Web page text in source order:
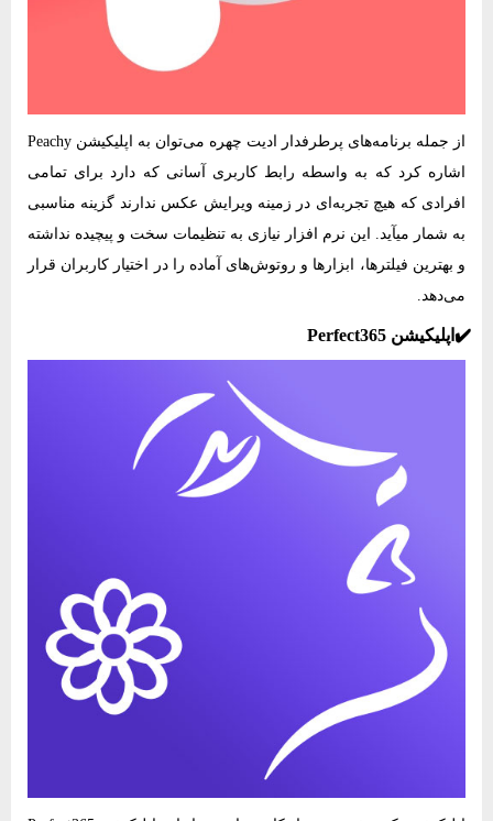
از جمله برنامه‌های پرطرفدار ادیت چهره می‌توان به اپلیکیشن Peachy
اشاره کرد که به واسطه‌ رابط کاربری آسانی که دارد برای تمامی
افرادی که هیچ تجربه‌ای در زمینه‌ ویرایش عکس ندارند گزینه‌ مناسبی
به شمار میآید. این نرم‌ افزار نیازی به تنظیمات سخت و پیچیده نداشته
و بهترین فیلترها، ابزارها و روتوش‌های آماده را در اختیار کاربران قرار
می‌دهد.
✔️اپلیکیشن Perfect365